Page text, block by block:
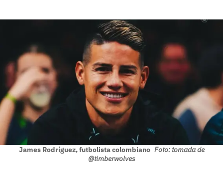
James Rodríguez, futbolista colombiano Foto: tomada de
@timberwolves